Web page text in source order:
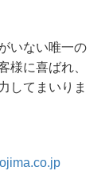
いない唯一の
様に喜ばれ、
してまいりま